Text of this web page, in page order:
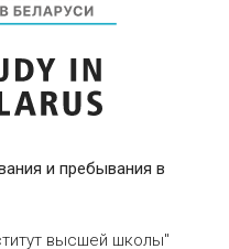
и пребывания в
высшей школы"